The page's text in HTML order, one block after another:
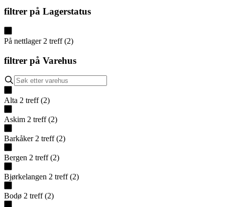
filtrer på Lagerstatus
På nettlager 2 treff (2)
filtrer på Varehus
Alta 2 treff (2)
Askim 2 treff (2)
Barkåker 2 treff (2)
Bergen 2 treff (2)
Bjørkelangen 2 treff (2)
Bodø 2 treff (2)